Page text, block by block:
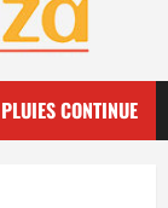
CONTINUE